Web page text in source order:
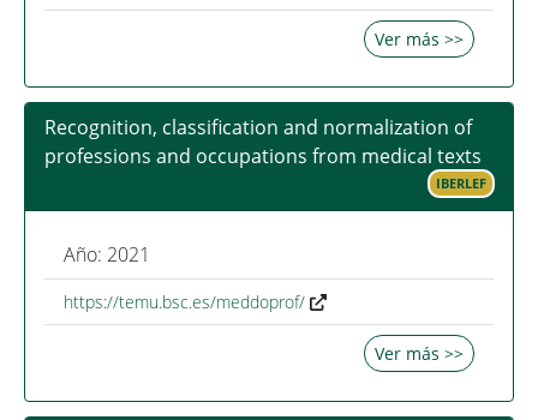
Ver más >>
Recognition, classification and normalization of
professions and occupations from medical texts
IBERLEF
Año: 2021
https://temu.bsc.es/meddoprof/
Ver más >>